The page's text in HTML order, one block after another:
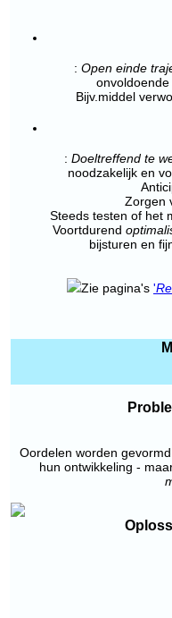
: Open einde
onvoldoende
Bijv.middel
: Doeltreffend te
noodzakelijk en
Zorgen
Steeds testen of het
Voortdurend
bijsturen en
Zie pagina's '
Oordelen worden
hun ontwikkeling -